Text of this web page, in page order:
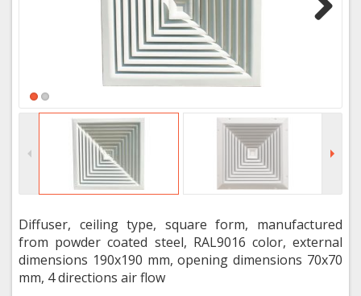
Diffuser, ceiling type, square form, manufactured
from powder coated steel, RAL9016 color, external
dimensions 190x190 mm, opening dimensions 70x70
mm, 4 directions air flow